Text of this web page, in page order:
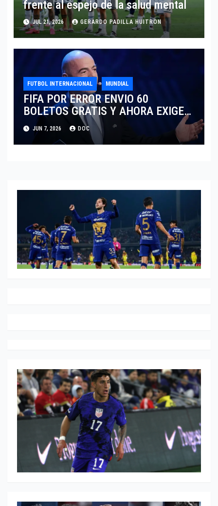
frente al espejo de la salud mental
JUL 21, 2026 GERARDO PADILLA HUITRON
FUTBOL INTERNACIONAL MUNDIAL
FIFA POR ERROR ENVIO 60
BOLETOS GRATIS Y AHORA EXIGE
COBRO.
JUN 7, 2026 DOC